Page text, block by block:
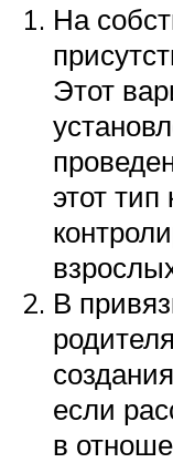
На
Этот
этот
В
если
в